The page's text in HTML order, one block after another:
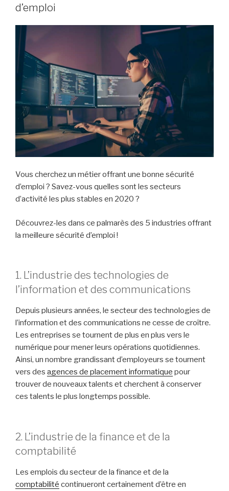
d’emploi
Vous cherchez un métier offrant une bonne sécurité
d’emploi ? Savez-vous quelles sont les secteurs
d’activité les plus stables en 2020 ?
Découvrez-les dans ce palmarès des 5 industries offrant
la meilleure sécurité d’emploi !
1. L’industrie des technologies de
l’information et des communications
Depuis plusieurs années, le secteur des technologies de
l’information et des communications ne cesse de croître.
Les entreprises se tournent de plus en plus vers le
numérique pour mener leurs opérations quotidiennes.
Ainsi, un nombre grandissant d’employeurs se tournent
vers des agences de placement informatique pour
trouver de nouveaux talents et cherchent à conserver
ces talents le plus longtemps possible.
2. L’industrie de la finance et de la
comptabilité
Les emplois du secteur de la finance et de la
comptabilité continueront certainement d’être en